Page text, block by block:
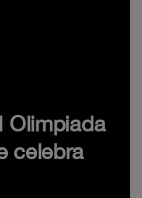
Olimpiada
celebra